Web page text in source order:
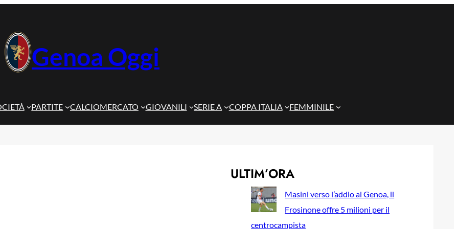
Genoa Oggi
PARTITE CALCIOMERCATO GIOVANILI SERIE A COPPA ITALIA FEMMINILE
ULTIM’ORA
Masini verso l’addio al Genoa, il
Frosinone offre 5 milioni per il
centrocampista